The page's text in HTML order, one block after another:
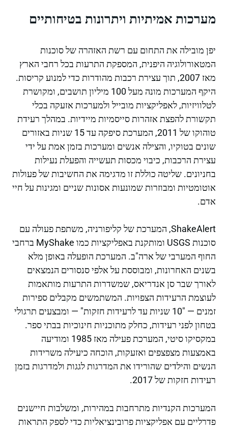
מערכות אמיתיות ויתרונות בטיחותיים
יפן מובילה את התחום עם רשת האזהרה של סוכנות
המטאורולוגיה היפנית, המספקת התרעות בכל רחבי הארץ
מאז 2007, תוך עצירת רכבות מהודרות כדי למנוע קריסות.
היקף המערכות מונה מעל 100 מיליון תושבים, ומקושרת
לטלוויזיות, לאפליקציות מובייל ולמערכות אזעקה בכלי
תקשורת להפצת אזהרות סייסמיות מיידיות. במהלך רעידת
טוהוקו של 2011, המערכת סיפקה עד 15 שניות באזורים
שונים בטוקיו, והצילה אנשים ומערכות בזמן אמת על ידי
עצירת הרכבות, כיבוי מכסות תעשייה והפעלת נעילות
בחניונים. שליטה כוללת זו מדגימה את החשיבות של פעולות
אוטומטיות ומבוזרות שמונעות אסונות שניים ומגינות על חיי
אדם.
ShakeAlert, המערכת של קליפורניה, משתפת פעולה עם
סוכנות USGS ומותקנת באפליקציות כמו MyShake ברחבי
החוף המערבי של ארה"ב. המערכת הופעלה באופן מלא
בשנים האחרונות, ומבוססת על אלפי סנסורים הנמצאים
לאורך שבר סן אנדריאס, שמשדרות התרעות מותאמות
לעוצמת הרעידות הצפויות. המשתמשים מקבלים ספירות
זמנים — "10 שניות עד לרעידות חזקות" — ומבצעים תרגולי
בטחון לפני רעידות, כחלק מתוכניות חינוכיות בבתי ספר.
במקסיקו סיטי, המערכת פעילה מאז 1985 ומודיעה
באמצעות מצפצפים ואזעקות, הוכחה כיעילה משרידות
הנשים והילדים שהורידו את המדרגות לגגות ולמדרגות בזמן
רעידות חזקות של 2017.
המערכות הקנדיות מתרחבות במהירות, ומשלבות חיישנים
פדרליים עם אפליקציות פרובינציאליות כדי לספק התראות